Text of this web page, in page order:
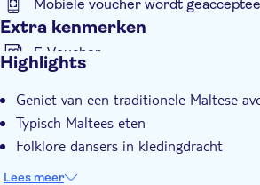
Mobiele voucher wordt
Extra kenmerken
E-Voucher
Hotel pick-up
Highlights
Geniet van een traditionele Maltese
Typisch Maltees eten
Folklore dansers in kledingdracht
Lees meer